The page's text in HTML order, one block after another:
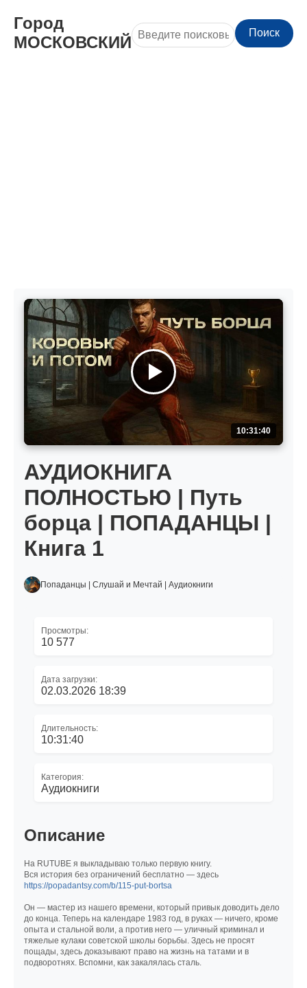
Город
МОСКОВСКИЙ
Поиск
10:31:40
АУДИОКНИГА
ПОЛНОСТЬЮ | Путь
борца | ПОПАДАНЦЫ |
Книга 1
Попаданцы | Слушай и Мечтай | Аудиокниги
Просмотры:
10 577
Дата загрузки:
02.03.2026 18:39
Длительность:
10:31:40
Категория:
Аудиокниги
Описание
На RUTUBE я выкладываю только первую книгу.
Вся история без ограничений бесплатно — здесь
https://popadantsy.com/b/115-put-bortsa
Он — мастер из нашего времени, который привык доводить дело
до конца. Теперь на календаре 1983 год, в руках — ничего, кроме
опыта и стальной воли, а против него — уличный криминал и
тяжелые кулаки советской школы борьбы. Здесь не просят
пощады, здесь доказывают право на жизнь на татами и в
подворотнях. Вспомни, как закалялась сталь.